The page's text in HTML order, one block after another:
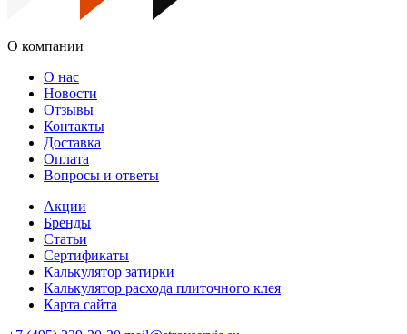
О компании
О нас
Новости
Отзывы
Контакты
Доставка
Оплата
Вопросы и ответы
Акции
Бренды
Статьи
Сертификаты
Калькулятор затирки
Калькулятор расхода плиточного клея
Карта сайта